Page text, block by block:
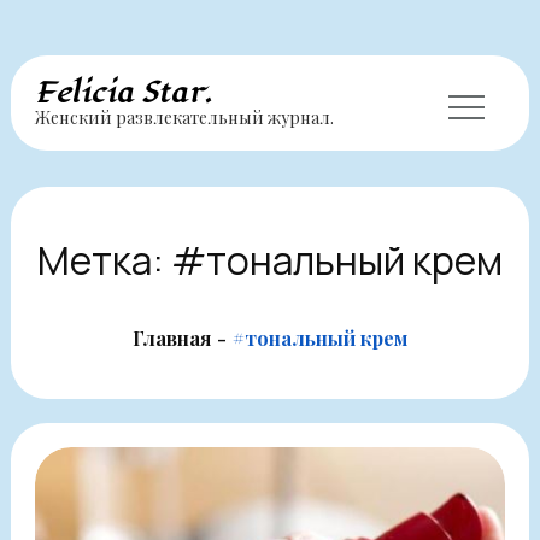
Перейти
содержимому
Felicia Star.
Женский развлекательный журнал.
Метка: #тональный крем
Главная #тональный крем